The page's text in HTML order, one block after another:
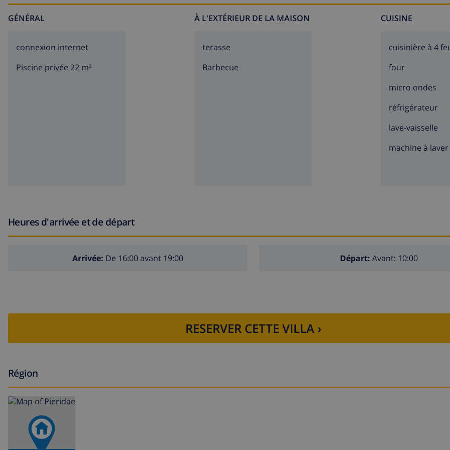
GÉNÉRAL
connexion internet
Piscine privée 22 m²
À L'EXTÉRIEUR DE LA MAISON
terasse
barbecue
CUISINE
cuisinière à 4
four
micro ondes
réfrigérateur
lave-vaisselle
machine à laver
Heures d'arrivée et de départ
Arrivée: De 16:00 avant 19:00 Départ: Avant: 10:00
RESERVER CETTE VILLA ›
Région